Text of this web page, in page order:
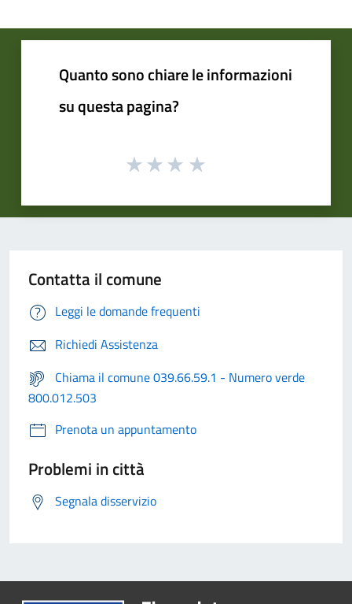
Quanto sono chiare le informazioni
su questa pagina?
Contatta il comune
Leggi le domande frequenti
Richiedi Assistenza
Chiama il comune 039.66.59.1 - Numero verde
800.012.503
Prenota un appuntamento
Problemi in città
Segnala disservizio